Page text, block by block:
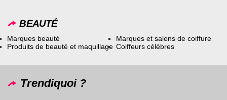
BEAUTÉ
Marques beauté
Produits de beauté et maquillage
Marques et salons de coiffure
Coiffeurs célèbres
Trendiquoi ?